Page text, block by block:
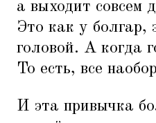
а выходит совсем
Это как у болгар,
головой. А когда
То есть, все
И эта привычка